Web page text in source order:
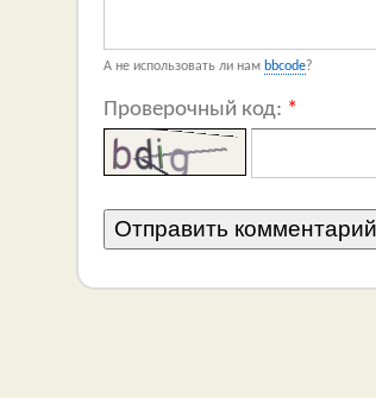
А не использовать ли нам bbcode?
Проверочный код: *